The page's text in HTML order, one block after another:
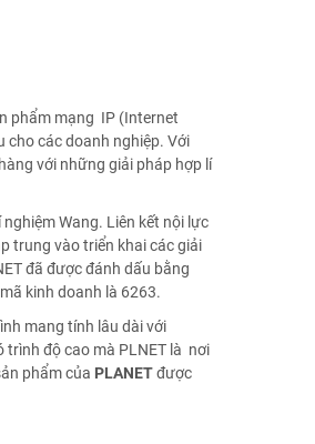
phẩm mạng IP (Internet
cho các doanh nghiệp. Với
với những giải pháp hợp lí
Wang. Liên kết nội lực
trung vào triển khai các giải
đã được đánh dấu bằng
kinh doanh là 6263.
mang tính lâu dài với
trình độ cao mà PLNET là nơi
phẩm của PLANETđược